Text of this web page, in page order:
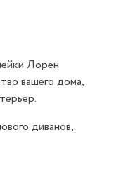
Лорен
вашего дома,
диванов,